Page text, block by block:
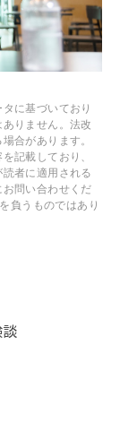
に基づいており
りません。法改
合があります。
記載しており、
者に適用される
問い合わせくだ
負うものではあり